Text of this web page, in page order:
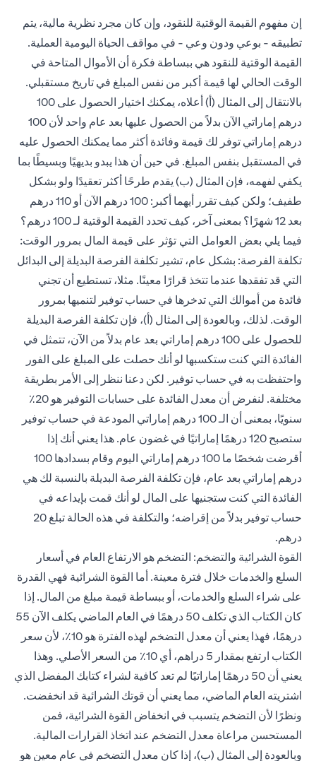
إن مفهوم القيمة الوقتية للنقود، وإن كان مجرد نظرية مالية، يتم
تطبيقه - بوعي ودون وعي - في مواقف الحياة اليومية العملية.
القيمة الوقتية للنقود هي ببساطة فكرة أن الأموال المتاحة في
الوقت الحالي لها قيمة أكبر من نفس المبلغ في تاريخ مستقبلي.
بالانتقال إلى المثال (أ) أعلاه، يمكنك اختيار الحصول على 100
درهم إماراتي الآن بدلاً من الحصول عليها بعد عام واحد لأن 100
درهم إماراتي توفر لك قيمة وفائدة أكثر مما يمكنك الحصول عليه
في المستقبل بنفس المبلغ. في حين أن هذا يبدو بديهيًا وبسيطًا بما
يكفي لفهمه، فإن المثال (ب) يقدم طرحًا أكثر تعقيدًا ولو بشكل
طفيف؛ ولكن كيف تقرر أيهما أكبر: 100 درهم الآن أو 110 درهم
بعد 12 شهرًا؟ بمعنى آخر، كيف تحدد القيمة الوقتية لـ 100 درهم؟
فيما يلي بعض العوامل التي تؤثر على قيمة المال بمرور الوقت:
تكلفة الفرصة: بشكل عام، تشير تكلفة الفرصة البديلة إلى البدائل
التي قد تفقدها عندما تتخذ قرارًا معينًا. مثلا، تستطيع أن تجني
فائدة من أموالك التي تدخرها في حساب توفير لتنميها بمرور
الوقت. لذلك، وبالعودة إلى المثال (أ)، فإن تكلفة الفرصة البديلة
للحصول على 100 درهم إماراتي بعد عام بدلاً من الآن، تتمثل في
الفائدة التي كنت ستكسبها لو أنك حصلت على المبلغ على الفور
واحتفظت به في حساب توفير. لكن دعنا ننظر إلى الأمر بطريقة
مختلفة. لنفرض أن معدل الفائدة على حسابات التوفير هو 20٪
سنويًا، بمعنى أن الـ 100 درهم إماراتي المودعة في حساب توفير
ستصبح 120 درهمًا إماراتيًا في غضون عام. هذا يعني أنك إذا
أقرضت شخصًا ما 100 درهم إماراتي اليوم وقام بسدادها 100
درهم إماراتي بعد عام، فإن تكلفة الفرصة البديلة بالنسبة لك هي
الفائدة التي كنت ستجنيها على المال لو أنك قمت بإيداعه في
حساب توفير بدلاً من إقراضه؛ والتكلفة في هذه الحالة تبلغ 20
درهم.
القوة الشرائية والتضخم: التضخم هو الارتفاع العام في أسعار
السلع والخدمات خلال فترة معينة. أما القوة الشرائية فهي القدرة
على شراء السلع والخدمات، أو ببساطة قيمة مبلغ من المال. إذا
كان الكتاب الذي تكلف 50 درهمًا في العام الماضي يكلف الآن 55
درهمًا، فهذا يعني أن معدل التضخم لهذه الفترة هو 10٪، لأن سعر
الكتاب ارتفع بمقدار 5 دراهم، أي 10٪ من السعر الأصلي. وهذا
يعني أن 50 درهمًا إماراتيًا لم تعد كافية لشراء كتابك المفضل الذي
اشتريته العام الماضي، مما يعني أن قوتك الشرائية قد انخفضت.
ونظرًا لأن التضخم يتسبب في انخفاض القوة الشرائية، فمن
المستحسن مراعاة معدل التضخم عند اتخاذ القرارات المالية.
وبالعودة إلى المثال (ب)، إذا كان معدل التضخم في عام معين هو